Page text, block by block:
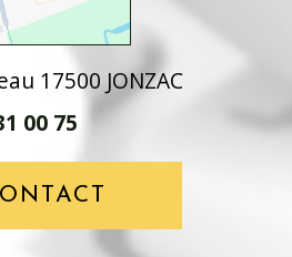
17500 JONZAC
00 75